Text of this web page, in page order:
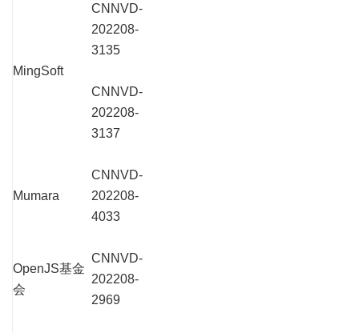
MingSoft
CNNVD-
202208-
3135
CNNVD-
202208-
3137
Mumara
CNNVD-
202208-
4033
OpenJS基金
会
CNNVD-
202208-
2969